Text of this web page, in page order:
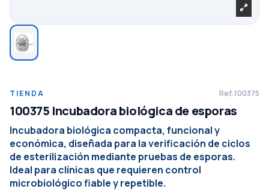
TIENDA Ref.100375
100375 Incubadora biológica de esporas
Incubadora biológica compacta, funcional y
económica, diseñada para la verificación de ciclos
de esterilización mediante pruebas de esporas.
Ideal para clínicas que requieren control
microbiológico fiable y repetible.